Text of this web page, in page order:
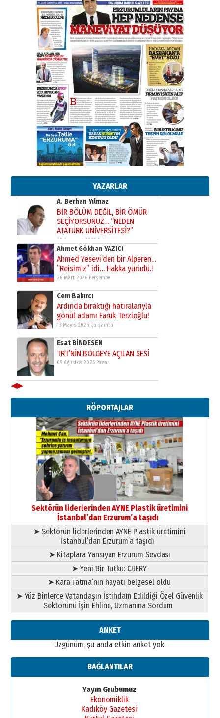
YAZARLAR
Esat BİNDESEN
TRT’NİN BÖLGEYE AÇILAN SESİ
09 Ağustos 2026 Pazar
Kadir SABUNCUOĞLU
Erzurumspor’un köşe taşları
29 Haziran 2026 Pazartesi
Kenan GÜLERCİ
Murat Şahsuvaroğlu ERKON’da
çıtayı yukarı taşırken,
yönetimdekiler aşağı
çekmemeli!
17 Şubat 2026 SalıOrhan BOZKURT
Bir fotoğraf, bir şehir, bir
gazeteci… Dizginler kimin
A. Berhan Yılmaz
BİR BÖLÜM DEĞİL, BİR ÖMÜR
SEÇİYORSUNUZ… “NEDEN
ATATÜRK ÜNİVERSİTESİ?”
28 Temmuz 2026 Salı
Ahmet Gökhan YAZICI
Ahmed Yesevi’den bir Alperen…
”Reisimiz” idi… Hakka yürüdü.!
26 Mart 2026 Perşembe
Cem Bakırcı
Ardında bıraktığı hatıralarıyla
gönül adamı Faruk Terzioğlu!
13 Mayıs 2026 Çarşamba
Esat BİNDESEN
TRT’NİN BÖLGEYE AÇILAN SESİ
09 Ağustos 2026 Pazar
Erzurumspor’un köşe taşları
29 Haziran 2026 Pazartesi
Kenan GÜLERCİ
Murat Şahsuvaroğlu ERKON’da
çıtayı yukarı taşırken,
yönetimdekiler aşağı
çekmemeli!
17 Şubat 2026 Salı Orhan BOZKURT
Bir fotoğraf, bir şehir, bir
gazeteci… Dizginler kimin
elinde?
A. Berhan Yılmaz
BİR BÖLÜM DEĞİL, BİR ÖMÜR
SEÇİYORSUNUZ… “NEDEN
ATATÜRK ÜNİVERSİTESİ?”
28 Temmuz 2026 Salı
Ahmet Gökhan YAZICI
Ahmed Yesevi’den bir Alperen…
”Reisimiz” idi… Hakka yürüdü.!
26 Mart 2026 Perşembe
gönül adamı Faruk Terzioğlu!
TRT’NİN BÖLGEYE AÇILAN SESİ
09 Ağustos 2026 Pazar
◀▶
RÖPORTAJLAR
Sektörün liderlerinden AYNE Plastik üretimini
İstanbul’dan Erzurum’a taşıdı
➤ Sektörün liderlerinden AYNE Plastik üretimini
İstanbul’dan Erzurum’a taşıdı
➤ Kitaplara Yansıyan Erzurum Sevdası
➤ Yeni Bir Tutku: CHERY
➤ Kara Fatma’nın hayatı belgesel oldu
➤ Yüz Binlerce Vatandaşın İstihdam Edildiği Özel Güvenlik
Sektörünü İşin Ehline, Uzmanına Sordum
ANKET
Üzgünüm, şu anda etkin anket yok.
BAĞLANTILAR
Yayın Grubumuz
Ekonomiklik
Kadıköy Gazetesi